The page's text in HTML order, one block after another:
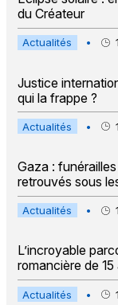
du Créateur
Actualités • 1
Justice
qui la frappe ?
Actualités • 1
Gaza :
retrouvés sous
Actualités • 1
L’incroyable
romancière de 15
Actualités • 1